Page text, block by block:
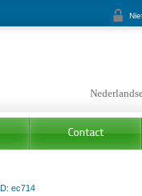
Contact
ec714